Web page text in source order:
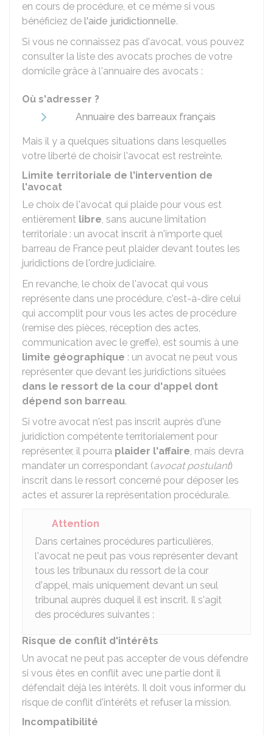
en cours de procédure, et ce même si vous
bénéficiez de l'aide juridictionnelle.
Si vous ne connaissez pas d'avocat, vous pouvez
consulter la liste des avocats proches de votre
domicile grâce à l'annuaire des avocats :
Où s'adresser ?
Annuaire des barreaux français
Mais il y a quelques situations dans lesquelles
votre liberté de choisir l'avocat est restreinte.
Limite territoriale de l'intervention de
l'avocat
Le choix de l'avocat qui plaide pour vous est
entièrement libre, sans aucune limitation
territoriale : un avocat inscrit à n'importe quel
barreau de France peut plaider devant toutes les
juridictions de l'ordre judiciaire.
En revanche, le choix de l'avocat qui vous
représente dans une procédure, c'est-à-dire celui
qui accomplit pour vous les actes de procédure
(remise des pièces, réception des actes,
communication avec le greffe), est soumis à une
limite géographique : un avocat ne peut vous
représenter que devant les juridictions situées
dans le ressort de la cour d'appel dont
dépend son barreau.
Si votre avocat n'est pas inscrit auprès d'une
juridiction compétente territorialement pour
représenter, il pourra plaider l'affaire, mais devra
mandater un correspondant (avocat postulant)
inscrit dans le ressort concerné pour déposer les
actes et assurer la représentation procédurale.
Attention
Dans certaines procédures particulières,
l'avocat ne peut pas vous représenter devant
tous les tribunaux du ressort de la cour
d'appel, mais uniquement devant un seul
tribunal auprès duquel il est inscrit. Il s'agit
des procédures suivantes :
Risque de conflit d'intérêts
Un avocat ne peut pas accepter de vous défendre
si vous êtes en conflit avec une partie dont il
défendait déjà les intérêts. Il doit vous informer du
risque de conflit d'intérêts et refuser la mission.
Incompatibilité